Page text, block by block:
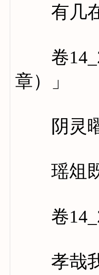
有几在
卷
章）」
阴灵曜
瑶俎既
卷
孝哉我